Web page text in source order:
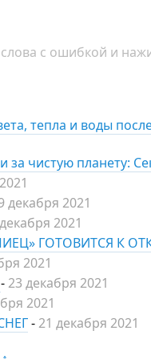
с ошибкой и
тепла и воды
за чистую планету:
декабря 2021
2021
ГОТОВИТСЯ К
2021
- 23 декабря 2021
2021
- 21 декабря 2021